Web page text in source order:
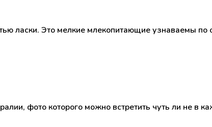
ласки. Это мелкие млекопитающие узнаваемы по
фото которого можно встретить чуть ли не в